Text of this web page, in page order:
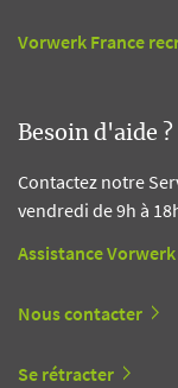
Vorwerk France
Besoin d'aide ?
Contactez notre
vendredi de 9h à
Assistance Vorwerk
Nous contacter
Se rétracter